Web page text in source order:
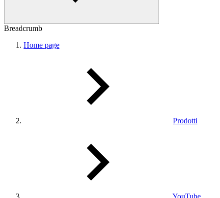
Breadcrumb
Home page
Prodotti
YouTube